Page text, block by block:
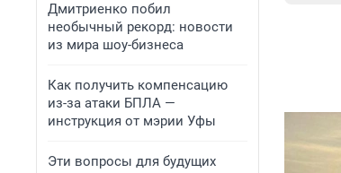
Дмитриенко побил
необычный рекорд: новости
из мира шоу-бизнеса
Как получить компенсацию
из-за атаки БПЛА —
инструкция от мэрии Уфы
Эти вопросы для будущих